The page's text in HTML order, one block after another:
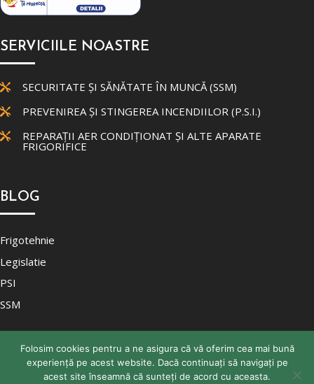
SERVICIILE NOASTRE
 SECURITATE ȘI SĂNĂTATE ÎN MUNCĂ (SSM)
 PREVENIREA ȘI STINGEREA INCENDIILOR (P.S.I.)
 REPARAȚII AER CONDIȚIONAT ȘI ALTE APARATE
FRIGORIFICE
BLOG
Frigotehnie
Legislatie
PSI
SSM
Folosim cookies pentru a ne asigura că vă oferim cea mai bună
experiență pe acest website. Dacă continuați să navigați pe
acest site înseamnă că sunteți de acord cu aceasta.